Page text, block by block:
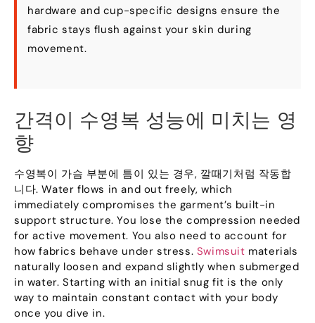
hardware and cup-specific designs ensure the
fabric stays flush against your skin during
movement.
간격이 수영복 성능에 미치는 영
향
수영복이 가슴 부분에 틈이 있는 경우, 깔때기처럼 작동합
니다.Water flows in and out freely,which
immediately compromises the garment’s built-in
support structure.You lose the compression needed
for active movement. You also need to account for
how fabrics behave under stress. Swimsuit materials
naturally loosen and expand slightly when submerged
in water.Starting with an initial snug fit is the only
way to maintain constant contact with your body
once you dive in.